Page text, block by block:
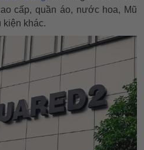
cấp, quần áo, nước hoa, Mũ
kiện khác.